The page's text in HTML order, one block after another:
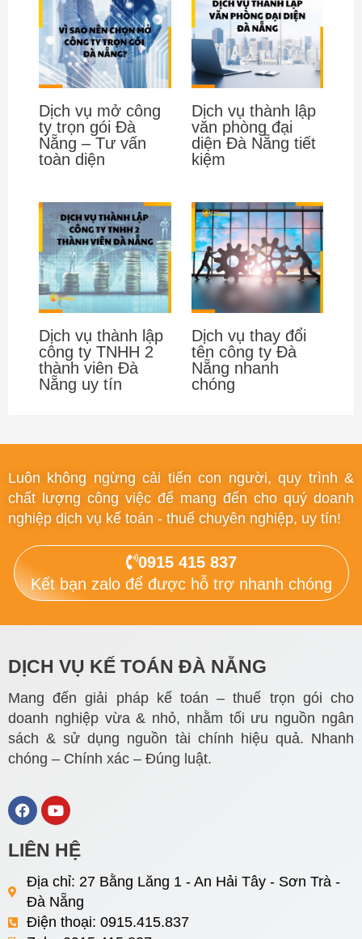
Dịch vụ mở công
ty trọn gói Đà
Nẵng – Tư vấn
toàn diện
Dịch vụ thành lập
văn phòng đại
diện Đà Nẵng tiết
kiệm
Dịch vụ thành lập
công ty TNHH 2
thành viên Đà
Nẵng uy tín
Dịch vụ thay đổi
tên công ty Đà
Nẵng nhanh
chóng
Luôn không ngừng cải tiến con người, quy trình &
chất lượng công việc để mang đến cho quý doanh
nghiệp dịch vụ kế toán - thuế chuyên nghiệp, uy tín!
0915 415 837
Kết bạn zalo để được hỗ trợ nhanh chóng
DỊCH VỤ KẾ TOÁN ĐÀ NẴNG
Mang đến giải pháp kế toán – thuế trọn gói cho
doanh nghiệp vừa & nhỏ, nhằm tối ưu nguồn ngân
sách & sử dụng nguồn tài chính hiệu quả. Nhanh
chóng – Chính xác – Đúng luật.
F
a
e
b
o
o
k
Y
o
t
u
b
e
LIÊN HỆ
Địa chỉ: 27 Bằng Lăng 1 - An Hải Tây - Sơn Trà -
Đà Nẵng
Điện thoại: 0915.415.837